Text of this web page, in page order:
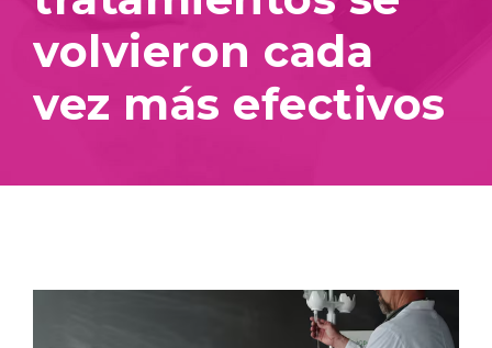
volvieron cada
vez más efectivos